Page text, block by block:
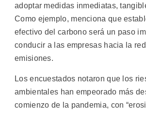
adoptar medidas inmediatas,
Como ejemplo, menciona que
efectivo del carbono será un paso
conducir a las empresas hacia la
emisiones.
Los encuestados notaron que los
ambientales han empeorado más
comienzo de la pandemia, con